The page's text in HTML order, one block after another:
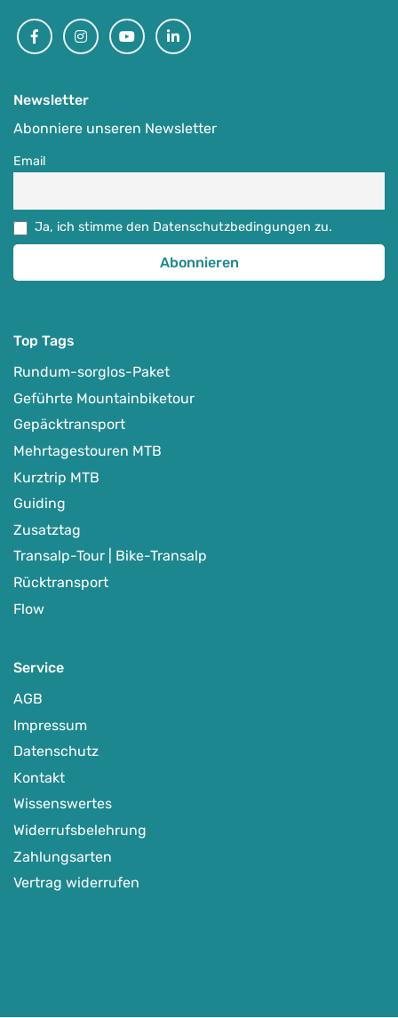
FacebookInstagramYoutubeLinkedin
Newsletter
Abonniere unseren Newsletter
Email
Ja, ich stimme den Datenschutzbedingungen zu.
Top Tags
Rundum-sorglos-Paket
Geführte Mountainbiketour
Gepäcktransport
Mehrtagestouren MTB
Kurztrip MTB
Guiding
Zusatztag
Transalp-Tour | Bike-Transalp
Rücktransport
Flow
Service
AGB
Impressum
Datenschutz
Kontakt
Wissenswertes
Widerrufsbelehrung
Zahlungsarten
Vertrag widerrufen